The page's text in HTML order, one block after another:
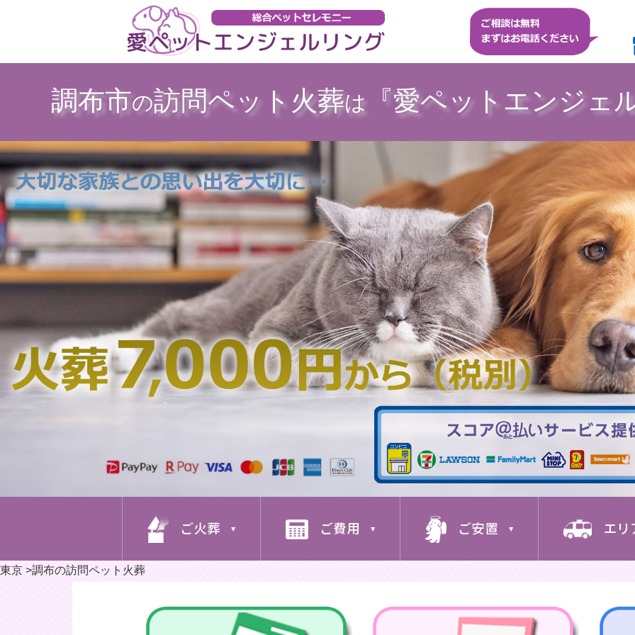
調布市の訪問ペット火葬は 『愛ペットエンジェ
ご火葬 ご費用 ご安置 エリ
東京 >調布の訪問ペット火葬